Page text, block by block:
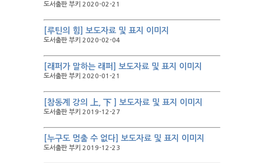
도서출판 부키 2020-02-21
[루틴의 힘] 보도자료 및 표지 이미지
도서출판 부키 2020-02-04
[래퍼가 말하는 래퍼] 보도자료 및 표지 이미지
도서출판 부키 2020-01-21
[참동계 강의 上, 下 ] 보도자료 및 표지 이미지
도서출판 부키 2019-12-27
[누구도 멈출 수 없다] 보도자료 및 표지 이미지
도서출판 부키 2019-12-23